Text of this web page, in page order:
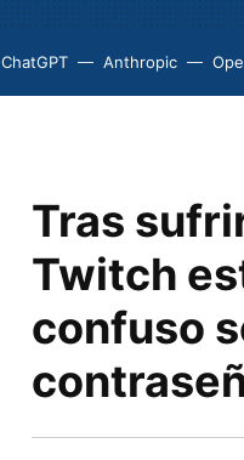
ChatGPT Anthropic
Tras
Twitch
confuso